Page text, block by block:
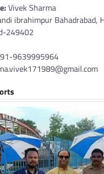
Vivek Sharma
ibrahimpur Bahadrabad,
249402
9639995964